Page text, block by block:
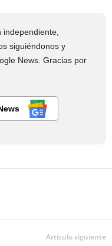
independiente,
siguiéndonos y
News. Gracias por
Artículo siguiente